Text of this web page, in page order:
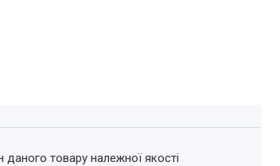
товару належної якості